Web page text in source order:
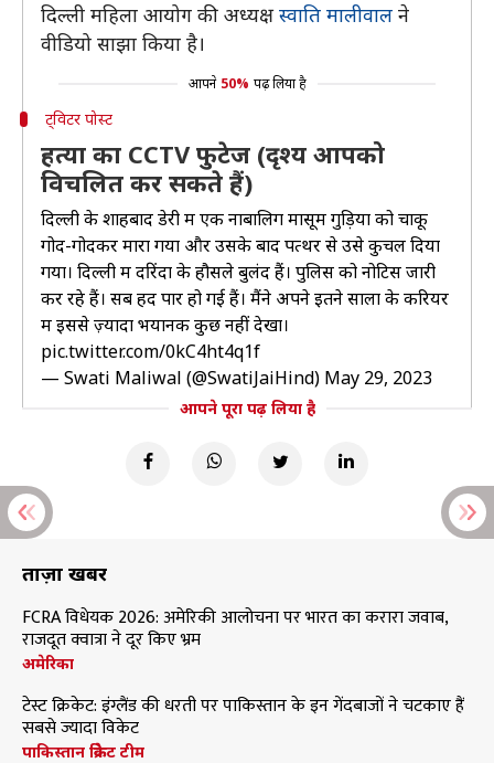
दिल्ली महिला आयोग की अध्यक्षस्वाति मालीवाल ने
वीडियो साझा किया है।
आपने 50% पढ़ लिया है
ट्विटर पोस्ट
हत्या का CCTV फुटेज (दृश्य आपको
विचलित कर सकते हैं)
दिल्ली के शाहबाद डेरी में एक नाबालिग मासूम गुड़िया को चाकू
गोद-गोदकर मारा गया और उसके बाद पत्थर से उसे कुचल दिया
गया। दिल्ली में दरिंदों के हौसले बुलंद हैं। पुलिस को नोटिस जारी
कर रहे हैं। सब हदें पार हो गई हैं। मैंने अपने इतने सालों के करियर
में इससे ज़्यादा भयानक कुछ नहीं देखा।
pic.twitter.com/0kC4ht4q1f
— Swati Maliwal (@SwatiJaiHind) May 29, 2023
आपने पूरा पढ़ लिया है
ताज़ा खबरें
FCRA विधेयक 2026: अमेरिकी आलोचना पर भारत का करारा जवाब,
राजदूत क्वात्रा ने दूर किए भ्रम
अमेरिका
टेस्ट क्रिकेट: इंग्लैंड की धरती पर पाकिस्तान के इन गेंदबाजों ने चटकाए हैं
सबसे ज्यादा विकेट
पाकिस्तान क्रिकेट टीम